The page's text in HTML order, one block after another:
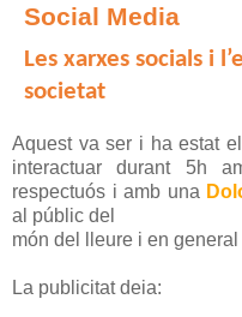
Social Media
Les xarxes socials i
societat
Aquest va ser i ha estat
interactuar durant 5h
respectuós i amb una
al públic del
món del lleure i en
La publicitat deia: